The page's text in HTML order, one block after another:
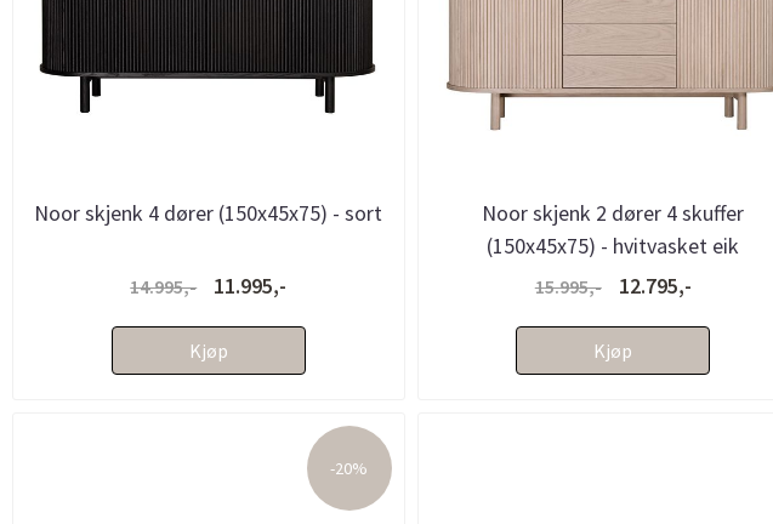
Noor skjenk 4 dører (150x45x75) - sort
14.995,- 11.995,-
Kjøp
Noor skjenk 2 dører 4 skuffer
(150x45x75) - hvitvasket eik
15.995,- 12.795,-
Kjøp
-20%